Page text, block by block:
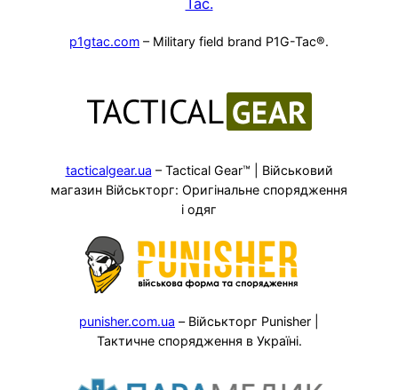
p1gtac.com – Military field brand P1G-Tac®.
tacticalgear.ua – Tactical Gear™ | Військовий
магазин Військторг: Оригінальне спорядження
і одяг
punisher.com.ua – Військторг Punisher |
Тактичне спорядження в Україні.